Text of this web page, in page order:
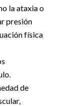
la ataxia o
presión
física
de